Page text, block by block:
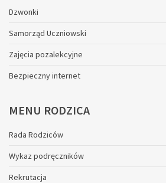
Dzwonki
Samorząd Uczniowski
Zajęcia pozalekcyjne
Bezpieczny internet
MENU RODZICA
Rada Rodziców
Wykaz podręczników
Rekrutacja